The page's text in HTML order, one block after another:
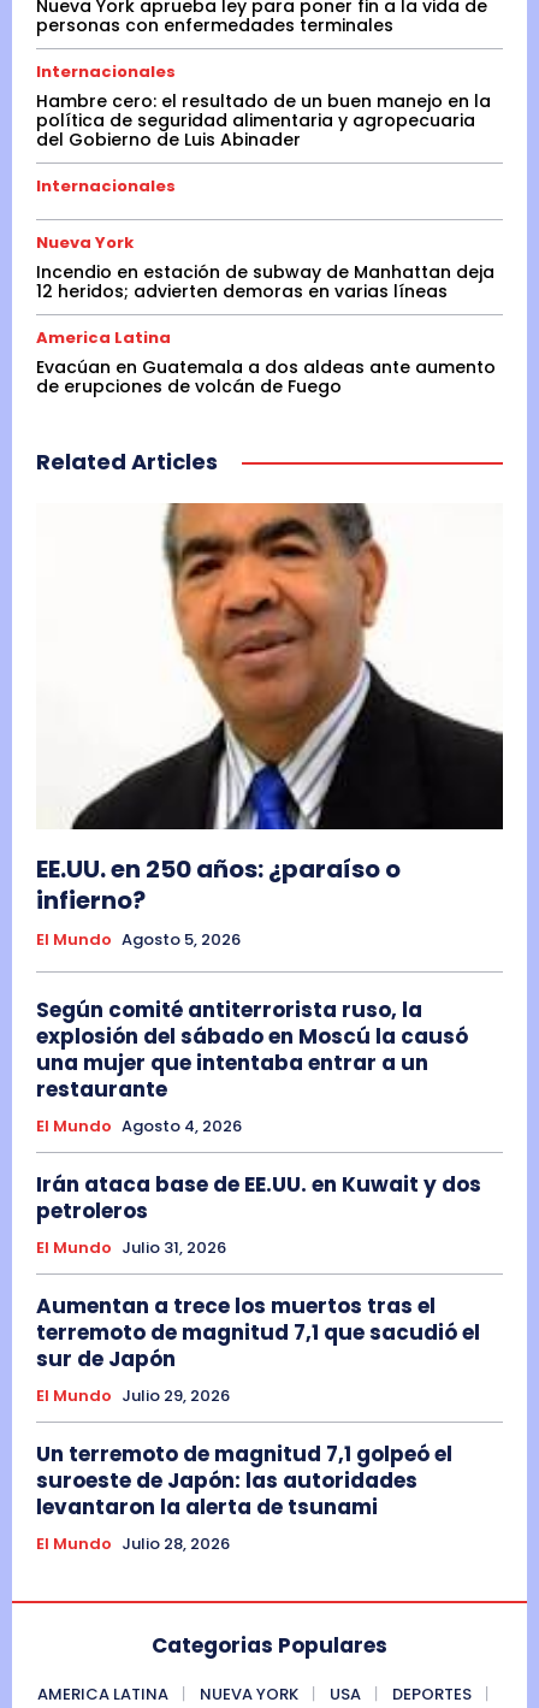
Nueva York aprueba ley para poner fin a la vida de
personas con enfermedades terminales
Internacionales
Hambre cero: el resultado de un buen manejo en la
política de seguridad alimentaria y agropecuaria
del Gobierno de Luis Abinader
Internacionales
Nueva York
Incendio en estación de subway de Manhattan deja
12 heridos; advierten demoras en varias líneas
America Latina
Evacúan en Guatemala a dos aldeas ante aumento
de erupciones de volcán de Fuego
Related Articles
EE.UU. en 250 años: ¿paraíso o
infierno?
El Mundo Agosto 5, 2026
Según comité antiterrorista ruso, la
explosión del sábado en Moscú la causó
una mujer que intentaba entrar a un
restaurante
El Mundo Agosto 4, 2026
Irán ataca base de EE.UU. en Kuwait y dos
petroleros
El Mundo Julio 31, 2026
Aumentan a trece los muertos tras el
terremoto de magnitud 7,1 que sacudió el
sur de Japón
El Mundo Julio 29, 2026
Un terremoto de magnitud 7,1 golpeó el
suroeste de Japón: las autoridades
levantaron la alerta de tsunami
El Mundo Julio 28, 2026
Categorias Populares
AMERICA LATINA NUEVA YORK USA
DEPORTES